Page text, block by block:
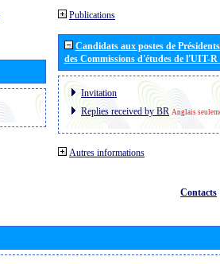
Publications
Candidats aux postes de
des Commissions d'études de l'UIT-
Invitation
Replies received by BR Anglais
Autres informations
Contacts